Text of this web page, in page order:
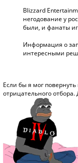
Blizzard
негодование у
были, и фанаты
Информация о
интересными
Если бы я мог
отрицательного